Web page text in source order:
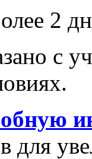
2
с